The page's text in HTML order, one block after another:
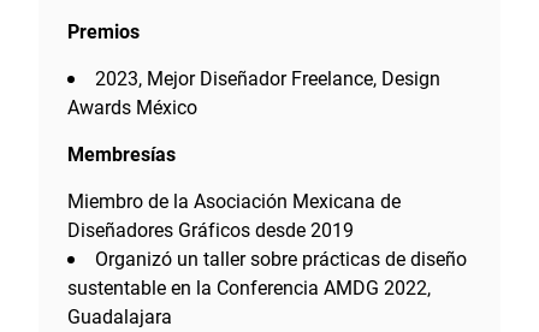
Premios
2023, Mejor Diseñador Freelance, Design
Awards México
Membresías
Miembro de la Asociación Mexicana de
Diseñadores Gráficos desde 2019
Organizó un taller sobre prácticas de diseño
sustentable en la Conferencia AMDG 2022,
Guadalajara